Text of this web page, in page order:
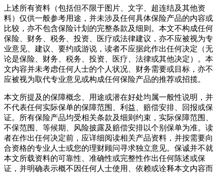
上述所有资料（包括但不限于图片、文字、超连结及其他资
料）仅供一般参考用途，并未涉及任何具体保险产品的内容或
比较，亦不包含保险计划的完整条款及细则。本文不构成任何
保险、财务、税务、投资、医疗或法律建议，亦不应被视为专
业意见、建议、要约或游说，读者不应据此作出任何决定（无
论是保险、财务、税务、投资、医疗、法律或其他决定）。本
文内容并未考虑任何人士的个人状况、财务需要或目标，亦不
应被视为取代专业意见或构成任何保险产品的推荐或招揽。
本文所提及的保障概念、用途或潜在好处均属一般性说明，并
不代表任何实际保单的保障范围、利益、赔偿安排、回报或保
证。所有保险产品均受相关条款及细则约束，实际保障范围、
不保范围、等候期、风险披露及赔偿安排以个别保单为准。读
者在作出任何决定前，应详细阅读相关产品资料，并按需要向
合资格的专业人士或您的理财顾问寻求独立意见。保诚并不就
本文所载资料的可靠性、准确性或完整性作出任何陈述或保
证，并明确表示概不因任何人士使用、依赖或诠释本文内容而